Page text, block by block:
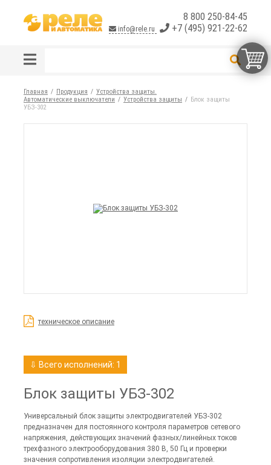
8 800 250-84-45
info@rele.ru +7 (495) 921-22-62
Главная Продукция
Устройства защиты.
Автоматические выключатели
Устройства защиты
Блок защиты
УБЗ-302
техническое описание
⇩ Всего исполнений: 1
Блок защиты УБЗ-302
Универсальный блок защиты электродвигателей УБЗ-302
предназначен для постоянного контроля параметров сетевого
напряжения, действующих значений фазных/линейных токов
трехфазного электрооборудования 380 В, 50 Гц и проверки
значения сопротивления изоляции электродвигателей.